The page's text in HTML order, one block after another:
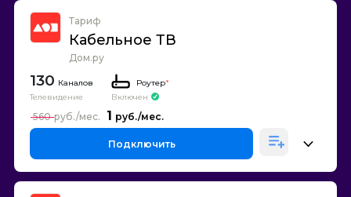
Тариф
Кабельное ТВ
Дом.ру
130 Каналов
Телевидение
Роутер*
Включен
1
560
Подключить